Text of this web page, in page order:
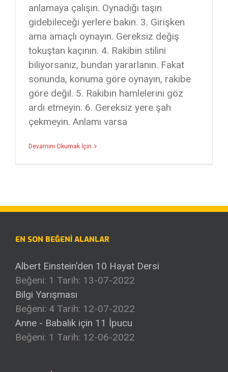
anlamaya çalışın. Oynadığı taşın
gidebileceği yerlere bakın. 3. Girişken
ama amaçlı oynayın. Gereksiz değiş
tokuştan kaçının. 4. Rakibin stilini
biliyorsanız, bundan yararlanın. Fakat
sonunda, konuma göre oynayın, rakibe
göre değil. 5. Rakibin hamlelerini göz
ardı etmeyin. 6. Gereksiz yere şah
çekmeyin. Anlamı varsa
Devamını Okumak İçin
EN SON BEĞENI ALANLAR
Albert Einstein'den 10 Hayat Dersi
Beğeni: 1 Tarih: 13-07-2022
Bilgi Yarışması
Beğeni: 4 Tarih: 12-07-2022
Anne - Babalık için 11 İpucu
Beğeni: 1 Tarih: 12-06-2022